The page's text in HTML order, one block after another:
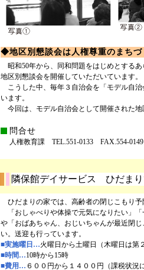
◆地区別懇談会は人権尊重のまち
昭和50年から、同和問題をはじめとする
地区別懇談会を開催していただいています。
こうした中、毎年３自治会を「モデル自
います。
今回は、モデル自治会として開催された
問合せ
人権教育課 TEL.551-0133 FAX.554-0149
隣保館デイサービス ひだま
ひだまりの家では、高齢者の閉じこもり
「おしゃべりや体操で元気になりたい」
や「おばあちゃん、おじいちゃんが最近閉
い。送迎も行っています。
■実施曜日…火曜日から土曜日（木曜日は第
■時間…10時から15時
■費用… ６００円から１４００円（課税状況